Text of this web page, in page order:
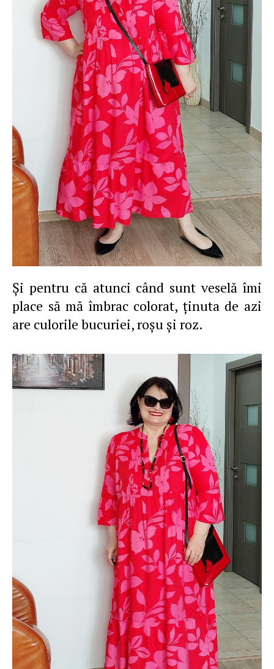
Şi pentru că atunci când sunt veselă îmi
place să mă îmbrac colorat, ţinuta de azi
are culorile bucuriei, roşu şi roz.